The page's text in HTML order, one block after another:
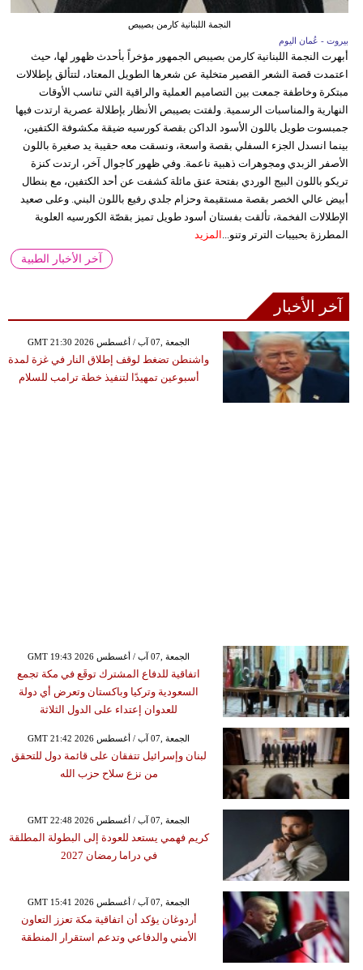
النجمة اللبنانية كارمن بصيبص
بيروت - عُمان اليوم
أبهرت النجمة اللبنانية كارمن بصيبص الجمهور مؤخراً بأحدث ظهور لها، حيث
اعتمدت قصة الشعر القصير متخلية عن شعرها الطويل المعتاد، لتتألق بإطلالات
مبتكرة وخاطفة جمعت بين التصاميم العملية والراقية التي تناسب الأوقات
النهارية والمناسبات الرسمية. ولفتت بصيبص الأنظار بإطلالة عصرية ارتدت فيها
جمبسوت طويل باللون الأسود الداكن بقصة كورسيه ضيقة مكشوفة الكتفين،
بينما انسدل الجزء السفلي بقصة واسعة، ونسقت معه حقيبة يد صغيرة باللون
الأصفر الزبدي ومجوهرات ذهبية ناعمة. وفي ظهور كاجوال آخر، ارتدت كنزة
تريكو باللون البيج الوردي بفتحة عنق مائلة كشفت عن أحد الكتفين، مع بنطال
أبيض عالي الخصر بقصة مستقيمة وحزام جلدي رفيع باللون البني. وعلى صعيد
الإطلالات الفخمة، تألقت بفستان أسود طويل تميز بقصّة الكورسيه العلوية
المطرزة بحبيبات الترتر وتنو...
المزيد
آخر الأخبار الطبية
آخر الأخبار
GMT 21:30 2026 الجمعة ,07 آب / أغسطس
واشنطن تضغط لوقف إطلاق النار في غزة لمدة
أسبوعين تمهيدًا لتنفيذ خطة ترامب للسلام
GMT 19:43 2026 الجمعة ,07 آب / أغسطس
اتفاقية للدفاع المشترك توقَع في مكة تجمع
السعودية وتركيا وباكستان وتعرض أي دولة
للعدوان إعتداء على الدول الثلاثة
GMT 21:42 2026 الجمعة ,07 آب / أغسطس
لبنان وإسرائيل تتفقان على قائمة دول للتحقق
من نزع سلاح حزب الله
GMT 22:48 2026 الجمعة ,07 آب / أغسطس
كريم فهمي يستعد للعودة إلى البطولة المطلقة
في دراما رمضان 2027
GMT 15:41 2026 الجمعة ,07 آب / أغسطس
أردوغان يؤكد أن اتفاقية مكة تعزز التعاون
الأمني والدفاعي وتدعم استقرار المنطقة